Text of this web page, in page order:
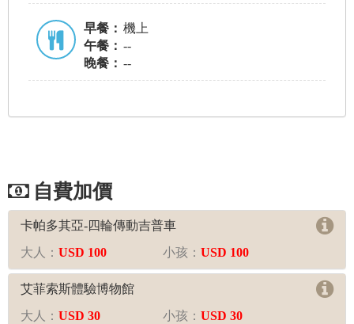
早餐： 機上
午餐： --
晚餐： --
自費活動
卡帕多其亞-四輪傳動吉普車
大人： USD 100 小孩： USD 100
艾菲索斯體驗博物館
大人： USD 30 小孩： USD 30